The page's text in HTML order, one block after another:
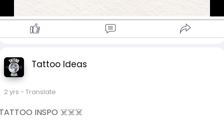
Tattoo Ideas
2 yrs - Translate
INSPO ☠️☠️☠️